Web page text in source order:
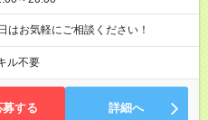
はお気軽にご相談ください！
ル不要
募する 詳細へ